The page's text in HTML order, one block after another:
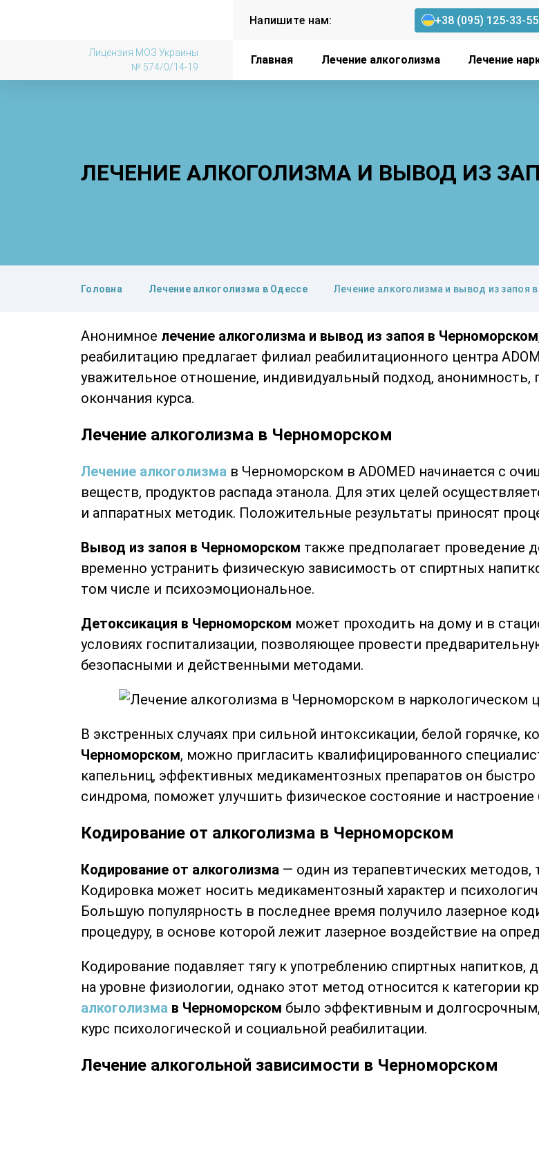
Напишите нам: +38 (095) 125-33-55
Лицензия МОЗ Украины
№ 574/0/14-19
Главная Лечение алкоголизма Лечение
ЛЕЧЕНИЕ АЛКОГОЛИЗМА И ВЫВОД ИЗ
Головна Лечение алкоголизма в Одессе Лечение алкоголизма и вывод из запоя
Анонимное лечение алкоголизма и вывод из запоя в Черноморском
реабилитацию предлагает филиал реабилитационного центра
уважительное отношение, индивидуальный подход,
окончания курса.
Лечение алкоголизма в Черноморском
Лечение алкоголизма в Черноморском в ADOMED начинается с
веществ, продуктов распада этанола. Для этих целей
и аппаратных методик. Положительные результаты приносят
Вывод из запоя в Черноморском также предполагает проведение
временно устранить физическую зависимость от спиртных
том числе и психоэмоциональное.
Детоксикация в Черноморском может проходить на дому и в
условиях госпитализации, позволяющее провести
безопасными и действенными методами.
В экстренных случаях при сильной интоксикации, белой горячке,
Черноморском, можно пригласить квалифицированного
капельниц, эффективных медикаментозных препаратов он
синдрома, поможет улучшить физическое состояние и настроение
Кодирование от алкоголизма в Черноморском
Кодирование от алкоголизма — один из терапевтических
Кодировка может носить медикаментозный характер и
Большую популярность в последнее время получило лазерное
процедуру, в основе которой лежит лазерное воздействие на
Кодирование подавляет тягу к употреблению спиртных
на уровне физиологии, однако этот метод относится к категории
алкоголизма в Черноморском было эффективным и
курс психологической и социальной реабилитации.
Лечение алкогольной зависимости в Черноморском